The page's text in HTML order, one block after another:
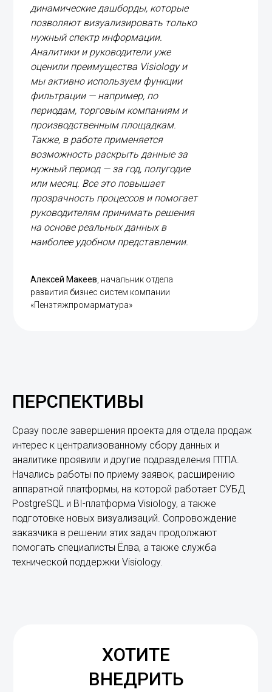
динамические дашборды, которые
позволяют визуализировать только
нужный спектр информации.
Аналитики и руководители уже
оценили преимущества Visiology и
мы активно используем функции
фильтрации — например, по
периодам, торговым компаниям и
производственным площадкам.
Также, в работе применяется
возможность раскрыть данные за
нужный период — за год, полугодие
или месяц. Все это повышает
прозрачность процессов и помогает
руководителям принимать решения
на основе реальных данных в
наиболее удобном представлении.
Алексей Макеев , начальник отдела
развития бизнес систем компании
«Пензтяжпромарматура»
ПЕРСПЕКТИВЫ
Сразу после завершения проекта для отдела продаж
интерес к централизованному сбору данных и
аналитике проявили и другие подразделения ПТПА.
Начались работы по приему заявок, расширению
аппаратной платформы, на которой работает СУБД
PostgreSQL и BI-платформа Visiology, а также
подготовке новых визуализаций. Сопровождение
заказчика в решении этих задач продолжают
помогать специалисты Ёлва, а также служба
технической поддержки Visiology.
ХОТИТЕ
ВНЕДРИТЬ